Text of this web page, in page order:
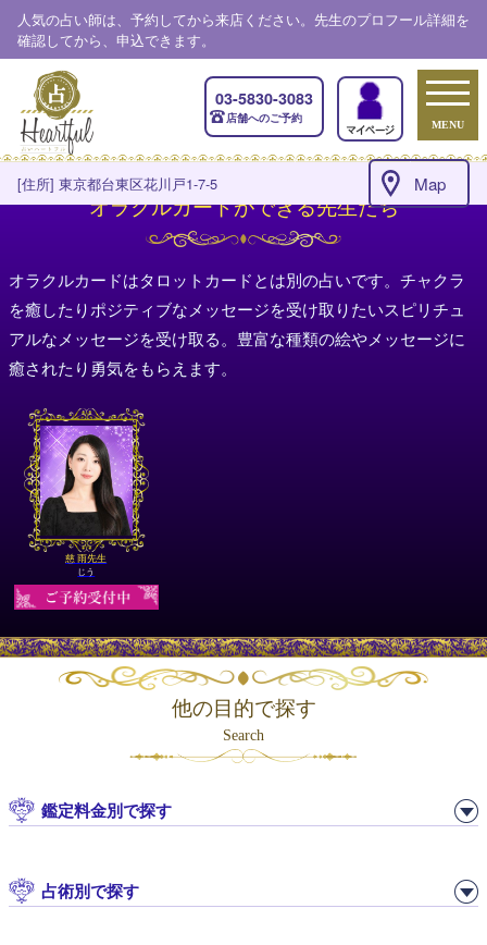
人気の占い師は、予約してから来店ください。先生のプロフール詳細を
確認してから、申込できます。
MENU
[住所] 東京都台東区花川戸1-7-5 Map
03-5830-3083
店舗へのご予約
オラクルカードができる先生たち
オラクルカードはタロットカードとは別の占いです。チャクラ
を癒したりポジティブなメッセージを受け取りたいスピリチュ
アルなメッセージを受け取る。豊富な種類の絵やメッセージに
癒されたり勇気をもらえます。
慈 雨先生
じう
他の目的で探す
Search
鑑定料金別で探す
占術別で探す